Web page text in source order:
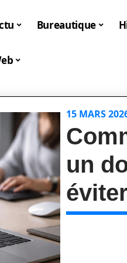
Bureautique
15 MARS
un
éviter